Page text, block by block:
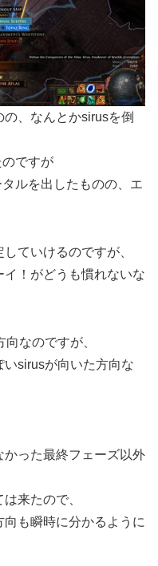
、なんとかsirusを倒
ですが
ルを出したものの、エ
ていけるのですが、
！がどうも慣れないな
なのですが、
sirusが向いた方向な
かった最終フェーズ以外
来たので、
も瞬時に分かるように